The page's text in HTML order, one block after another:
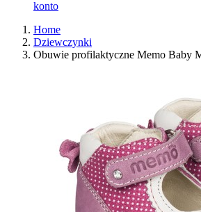
konto
Home
Dziewczynki
Obuwie profilaktyczne Memo Baby